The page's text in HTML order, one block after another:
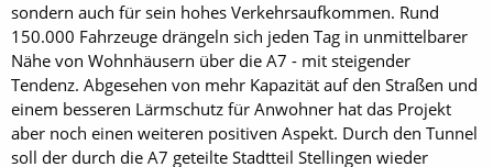
sondern auch für sein hohes Verkehrsaufkommen. Rund
150.000 Fahrzeuge drängeln sich jeden Tag in unmittelbarer
Nähe von Wohnhäusern über die A7 - mit steigender
Tendenz. Abgesehen von mehr Kapazität auf den Straßen und
einem besseren Lärmschutz für Anwohner hat das Projekt
aber noch einen weiteren positiven Aspekt. Durch den Tunnel
soll der durch die A7 geteilte Stadtteil Stellingen wieder